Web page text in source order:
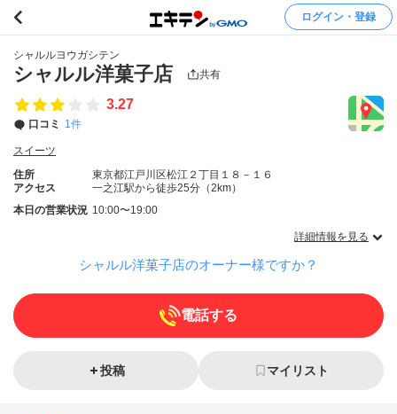
ログイン・登録
シャルルヨウガシテン
シャルル洋菓子店 共有
3.27
口コミ 1件
スイーツ
住所
東京都江戸川区松江２丁目１８－１６
アクセス
一之江駅から徒歩25分（2km）
本日の営業状況 10:00〜19:00
詳細情報を見る
シャルル洋菓子店のオーナー様ですか？
電話する
投稿 マイリスト